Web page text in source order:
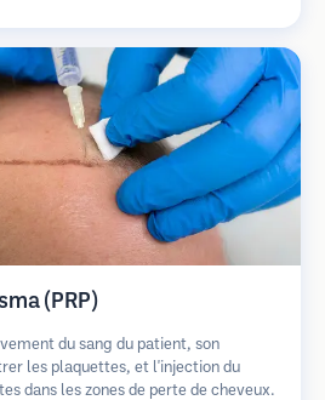
(PRP)
du sang du patient, son
les plaquettes, et l'injection du
dans les zones de perte de cheveux.